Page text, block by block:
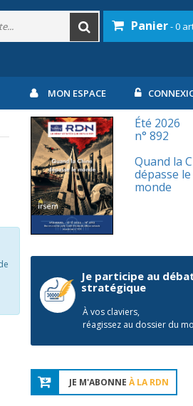
Panier- 0
MON ESPACE
Été 2026
n° 892
Quand la
dépasse le
monde
Je participe au
stratégique
À vos claviers,
réagissez au dossier du
JE M'ABONNE À LA RDN